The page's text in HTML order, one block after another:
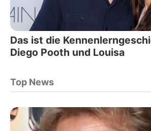
Das ist die
Diego Pooth und Louisa
Top News